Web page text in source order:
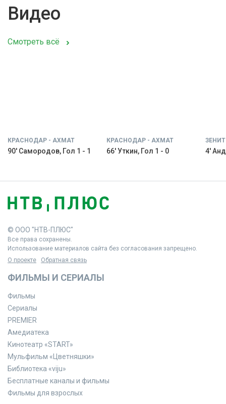
Видео
Смотреть всё
КРАСНОДАР - АХМАТ
90' Самородов, Гол 1 - 1
КРАСНОДАР - АХМАТ
66' Уткин, Гол 1 - 0 4'
© ООО "НТВ-ПЛЮС"
Все права сохранены.
Использование материалов сайта без согласования запрещено.
О проекте
Обратная связь
ФИЛЬМЫ И СЕРИАЛЫ
Фильмы
Сериалы
PREMIER
Амедиатека
Кинотеатр «START»
Мульфильм «Цветняшки»
Библиотека «viju»
Бесплатные каналы и фильмы
Фильмы для взрослых